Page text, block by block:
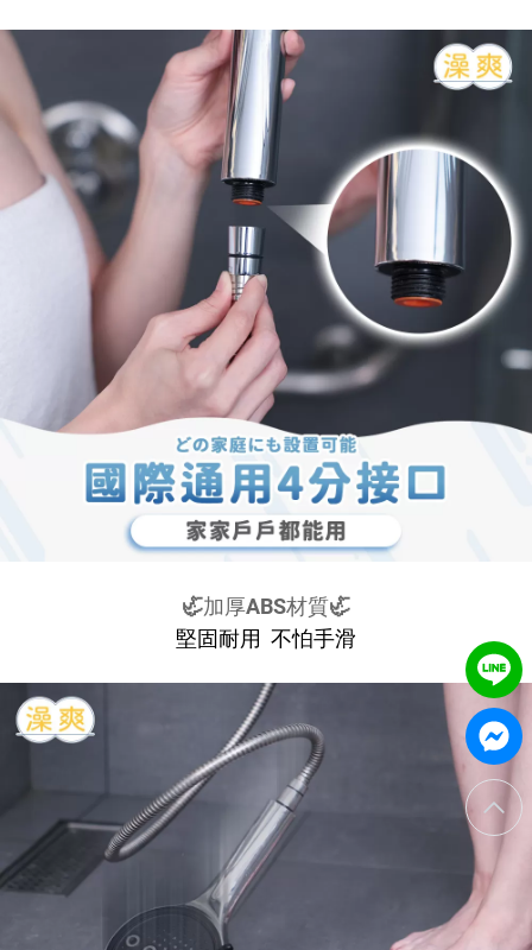
🦏加厚ABS材質🦏
堅固耐用 不怕手滑